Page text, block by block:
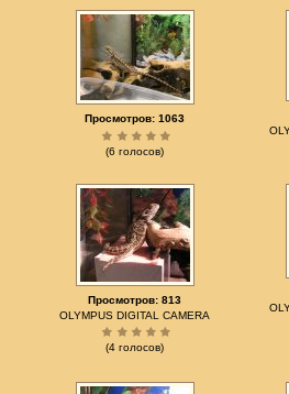
Просмотров: 1063
(6 голосов)
Просмотров: 813
OLYMPUS DIGITAL CAMERA
(4 голосов)